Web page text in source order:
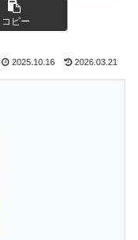
コピー
2025.10.16 2026.03.21